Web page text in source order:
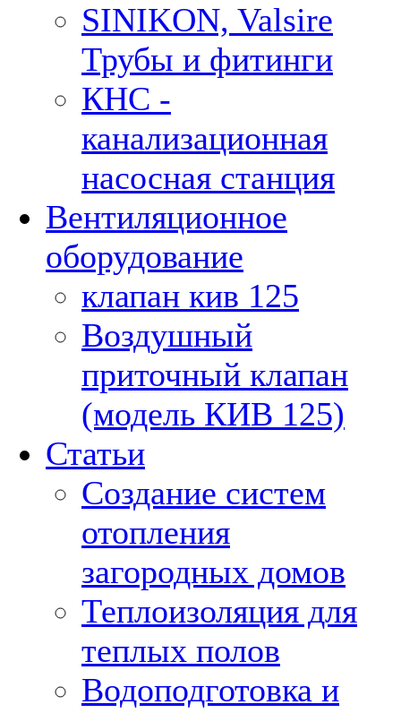
SINIKON, Valsire
Трубы и фитинги
КНС -
канализационная
насосная станция
Вентиляционное
оборудование
клапан кив 125
Воздушный
приточный клапан
(модель КИВ 125)
Статьи
Создание систем
отопления
загородных домов
Теплоизоляция для
теплых полов
Водоподготовка и